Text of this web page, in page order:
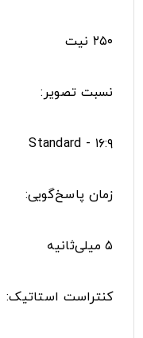
۲۵۰ نیت
نسبت تصویر:
۱۶:۹ - Standard
زمان پاسخ‌گویی:
۵ میلی‌ثانیه
کنتراست استاتیک: